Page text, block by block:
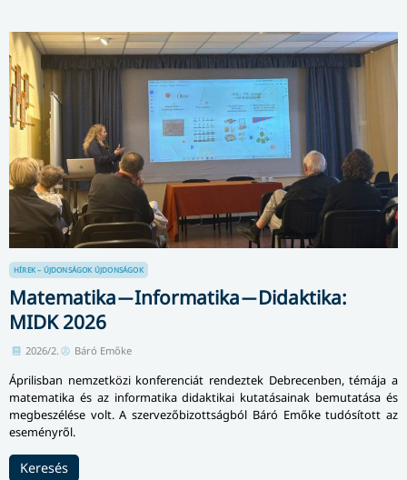
HÍREK – ÚJDONSÁGOK ÚJDONSÁGOK
Matematika ̶ Informatika ̶ Didaktika:
MIDK 2026
2026/2. Báró Emőke
Áprilisban nemzetközi konferenciát rendeztek Debrecenben, témája a
matematika és az informatika didaktikai kutatásainak bemutatása és
megbeszélése volt. A szervezőbizottságból Báró Emőke tudósított az
eseményről.
Keresés